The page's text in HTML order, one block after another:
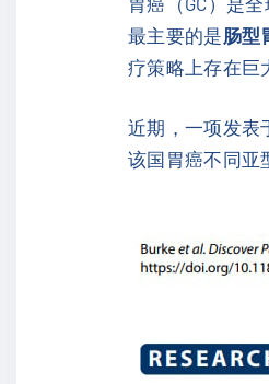
最主要的是肠型
疗策略上存在巨
近期，一项发表
该国胃癌不同亚